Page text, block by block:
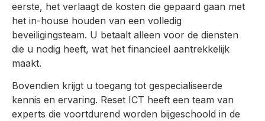
eerste, het verlaagt de kosten die gepaard gaan met
het in-house houden van een volledig
beveiligingsteam. U betaalt alleen voor de diensten
die u nodig heeft, wat het financieel aantrekkelijk
maakt.
Bovendien krijgt u toegang tot gespecialiseerde
kennis en ervaring. Reset ICT heeft een team van
experts die voortdurend worden bijgeschoold in de